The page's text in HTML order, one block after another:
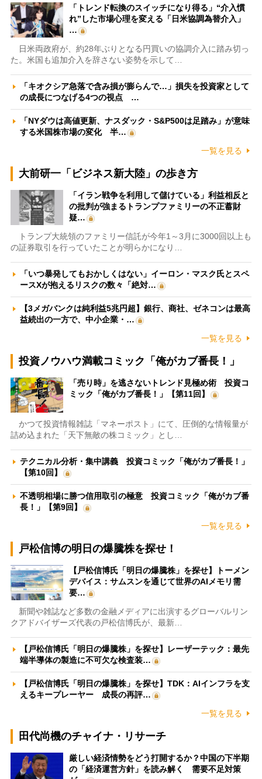
「トレンド転換のスイッチになり得る」“介入慣
れ”した市場心理を変える「日米協調為替介入」
…
日米両政府が、約28年ぶりとなる円買いの協調介入に踏み切っ
た。米国も追加介入を辞さない姿勢を示して…
「キオクシア急落で含み損が膨らんで…」損失を投資家として
の成長につなげる4つの視点 …
「NYダウは高値更新、ナスダック・S&P500は足踏み」が意味
する米国株市場の変化 半…
一覧を見る
大前研一「ビジネス新大陸」の歩き方
「イラン戦争を利用して儲けている」利益相反と
の批判が強まるトランプファミリーの不正蓄財
疑…
トランプ大統領のファミリー信託が今年1～3月に3000回以上も
の証券取引を行っていたことが明らかになり…
「いつ暴発してもおかしくはない」イーロン・マスク氏とスペ
ースXが抱えるリスクの数々「絶対…
【3メガバンクは純利益5兆円超】銀行、商社、ゼネコンは最高
益続出の一方で、中小企業・…
一覧を見る
投資ノウハウ満載コミック「俺がカブ番長！」
「売り時」を逃さないトレンド見極め術 投資コ
ミック「俺がカブ番長！」【第11回】
かつて投資情報雑誌「マネーポスト」にて、圧倒的な情報量が
詰め込まれた「天下無敵の株コミック」とし…
テクニカル分析・集中講義 投資コミック「俺がカブ番長！」
【第10回】
不透明相場に勝つ信用取引の極意 投資コミック「俺がカブ番
長！」【第9回】
一覧を見る
戸松信博の明日の爆騰株を探せ！
【戸松信博氏「明日の爆騰株」を探せ】トーメン
デバイス：サムスンを通じて世界のAIメモリ需
要…
新聞や雑誌など多数の金融メディアに出演するグローバルリン
クアドバイザーズ代表の戸松信博氏が、最新…
【戸松信博氏「明日の爆騰株」を探せ】レーザーテック：最先
端半導体の製造に不可欠な検査装…
【戸松信博氏「明日の爆騰株」を探せ】TDK：AIインフラを支
えるキープレーヤー 成長の再評…
一覧を見る
田代尚機のチャイナ・リサーチ
厳しい経済情勢をどう打開するか？中国の下半期
の「経済運営方針」を読み解く 需要不足対策